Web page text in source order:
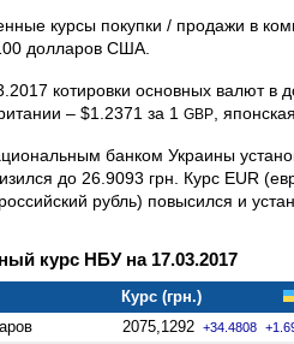
курсы покупки / продажи в
долларов США.
котировки основных валют в
– $1.2371 за 1 GBP ,
банком Украины
до 26.9093 грн. Курс EUR
рубль) повысился и
курс НБУ на 17.03.2017
Курс (грн.)
2075,1292 +34.4808